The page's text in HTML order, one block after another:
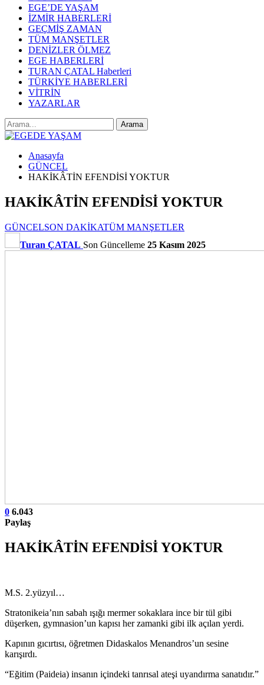
EGE’DE YAŞAM
İZMİR HABERLERİ
GEÇMİŞ ZAMAN
TÜM MANŞETLER
DENİZLER ÖLMEZ
EGE HABERLERİ
TURAN ÇATAL Haberleri
TÜRKİYE HABERLERİ
VİTRİN
YAZARLAR
Anasayfa
GÜNCEL
HAKİKÂTİN EFENDİSİ YOKTUR
HAKİKÂTİN EFENDİSİ YOKTUR
GÜNCELSON DAKİKATÜM MANŞETLER
Turan ÇATAL Son Güncelleme 25 Kasım 2025
0 6.043
Paylaş
HAKİKÂTİN EFENDİSİ YOKTUR
M.S. 2.yüzyıl…
Stratonikeia’nın sabah ışığı mermer sokaklara ince bir tül gibi
düşerken, gymnasion’un kapısı her zamanki gibi ilk açılan yerdi.
Kapının gıcırtısı, öğretmen Didaskalos Menandros’un sesine
karışırdı.
“Eğitim (Paideia) insanın içindeki tanrısal ateşi uyandırma sanatıdır.”